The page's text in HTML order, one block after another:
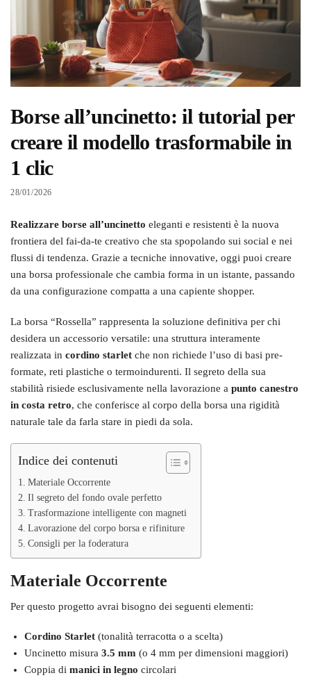
Borse all’uncinetto: il tutorial per
creare il modello trasformabile in
1 clic
28/01/2026
Realizzare borse all’uncinetto eleganti e resistenti è la nuova
frontiera del fai-da-te creativo che sta spopolando sui social e nei
flussi di tendenza. Grazie a tecniche innovative, oggi puoi creare
una borsa professionale che cambia forma in un istante, passando
da una configurazione compatta a una capiente shopper.
La borsa “Rossella” rappresenta la soluzione definitiva per chi
desidera un accessorio versatile: una struttura interamente
realizzata in cordino starlet che non richiede l’uso di basi pre-
formate, reti plastiche o termoindurenti. Il segreto della sua
stabilità risiede esclusivamente nella lavorazione a punto canestro
in costa retro, che conferisce al corpo della borsa una rigidità
naturale tale da farla stare in piedi da sola.
Indice dei contenuti
Materiale Occorrente
Il segreto del fondo ovale perfetto
Trasformazione intelligente con magneti
Lavorazione del corpo borsa e rifiniture
Consigli per la foderatura
Materiale Occorrente
Per questo progetto avrai bisogno dei seguenti elementi:
Cordino Starlet (tonalità terracotta o a scelta)
Uncinetto misura 3.5 mm (o 4 mm per dimensioni maggiori)
Coppia di manici in legno circolari